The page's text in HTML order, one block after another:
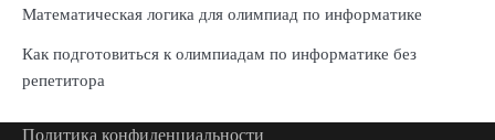
Математическая логика для олимпиад по информатике
Как подготовиться к олимпиадам по информатике без
репетитора
Политика конфиденциальности